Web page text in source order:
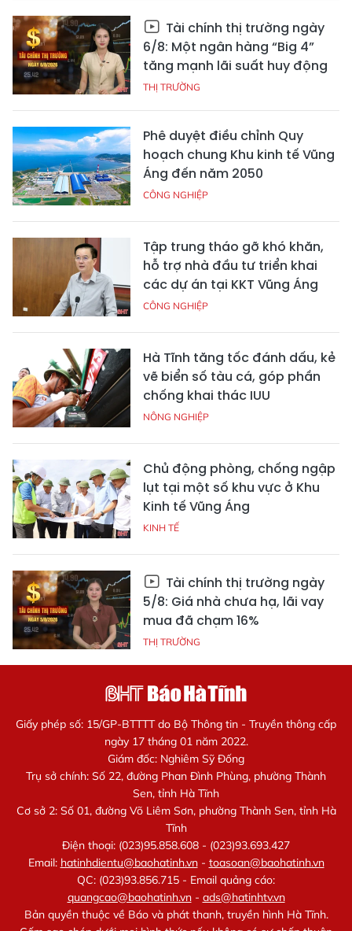
Tài chính thị trường ngày
6/8: Một ngân hàng “Big 4”
tăng mạnh lãi suất huy động
THỊ TRƯỜNG
Phê duyệt điều chỉnh Quy
hoạch chung Khu kinh tế Vũng
Áng đến năm 2050
CÔNG NGHIỆP
Tập trung tháo gỡ khó khăn,
hỗ trợ nhà đầu tư triển khai
các dự án tại KKT Vũng Áng
CÔNG NGHIỆP
Hà Tĩnh tăng tốc đánh dấu, kẻ
vẽ biển số tàu cá, góp phần
chống khai thác IUU
NÔNG NGHIỆP
Chủ động phòng, chống ngập
lụt tại một số khu vực ở Khu
Kinh tế Vũng Áng
KINH TẾ
Tài chính thị trường ngày
5/8: Giá nhà chưa hạ, lãi vay
mua đã chạm 16%
THỊ TRƯỜNG
Giấy phép số: 15/GP-BTTTT do Bộ Thông tin - Truyền thông cấp
ngày 17 tháng 01 năm 2022.
Giám đốc: Nghiêm Sỹ Đống
Trụ sở chính: Số 22, đường Phan Đình Phùng, phường Thành
Sen, tỉnh Hà Tĩnh
Cơ sở 2: Số 01, đường Võ Liêm Sơn, phường Thành Sen, tỉnh Hà
Tĩnh
Điện thoại: (023)95.858.608 - (023)93.693.427
Email: hatinhdientu@baohatinh.vn- toasoan@baohatinh.vn
QC: (023)93.856.715 - Email quảng cáo:
quangcao@baohatinh.vn- ads@hatinhtv.vn
Bản quyền thuộc về Báo và phát thanh, truyền hình Hà Tĩnh.